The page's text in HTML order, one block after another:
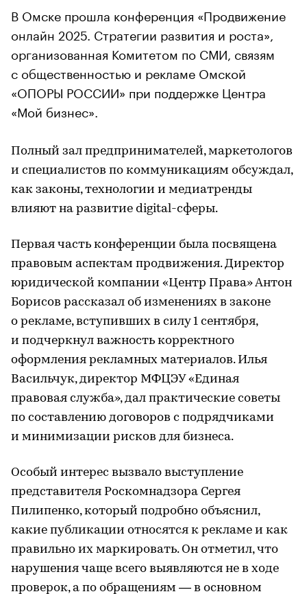
В Омске прошла конференция «Продвижение
онлайн 2025. Стратегии развития и роста»,
организованная Комитетом по СМИ, связям
с общественностью и рекламе Омской
«ОПОРЫ РОССИИ» при поддержке Центра
«Мой бизнес».
Полный зал предпринимателей, маркетологов
и специалистов по коммуникациям обсуждал,
как законы, технологии и медиатренды
влияют на развитие digital-сферы.
Первая часть конференции была посвящена
правовым аспектам продвижения. Директор
юридической компании «Центр Права» Антон
Борисов рассказал об изменениях в законе
о рекламе, вступивших в силу 1 сентября,
и подчеркнул важность корректного
оформления рекламных материалов. Илья
Васильчук, директор МФЦЭУ «Единая
правовая служба», дал практические советы
по составлению договоров с подрядчиками
и минимизации рисков для бизнеса.
Особый интерес вызвало выступление
представителя Роскомнадзора Сергея
Пилипенко, который подробно объяснил,
какие публикации относятся к рекламе и как
правильно их маркировать. Он отметил, что
нарушения чаще всего выявляются не в ходе
проверок, а по обращениям — в основном